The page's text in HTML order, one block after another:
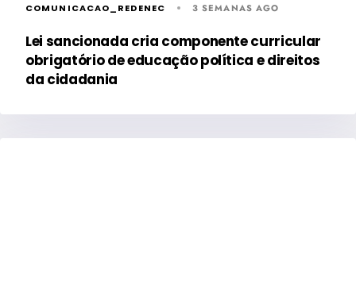
COMUNICACAO_REDENEC 3 SEMANAS AGO
Lei sancionada cria componente curricular
obrigatório de educação política e direitos
da cidadania